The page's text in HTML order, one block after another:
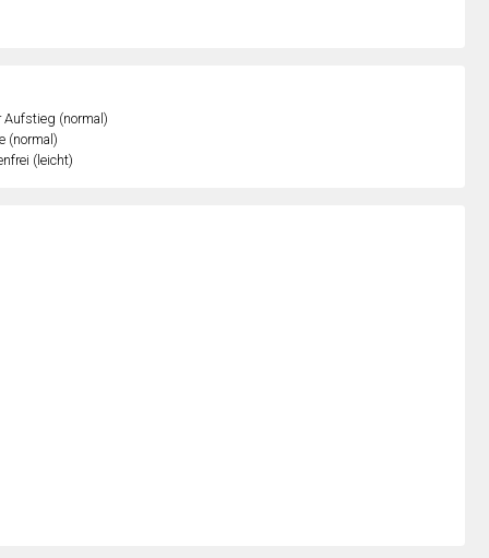
Aufstieg (normal)
(normal)
(leicht)